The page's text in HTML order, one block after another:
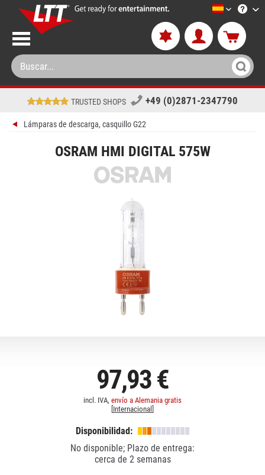
LTT-
TRUSTED SHOPS +49 (0)2871-2347790
Lámparas de descarga, casquillo G22
OSRAM HMI DIGITAL 575W
97,93 €
incl. IVA, envío a Alemania gratis
Internacional
Disponibilidad:
No disponible; Plazo de entrega:
cerca de 2 semanas